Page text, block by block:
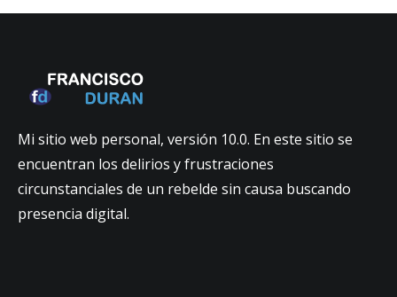
Mi sitio web personal, versión 10.0. En este sitio se
encuentran los delirios y frustraciones
circunstanciales de un rebelde sin causa buscando
presencia digital.